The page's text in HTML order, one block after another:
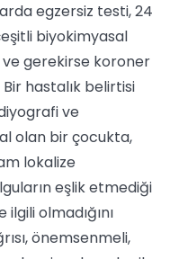
egzersiz testi, 24
biyokimyasal
gerekirse koroner
hastalık belirtisi
ve
olan bir çocukta,
lokalize
eşlik etmediği
ilgili olmadığını
önemsenmeli,